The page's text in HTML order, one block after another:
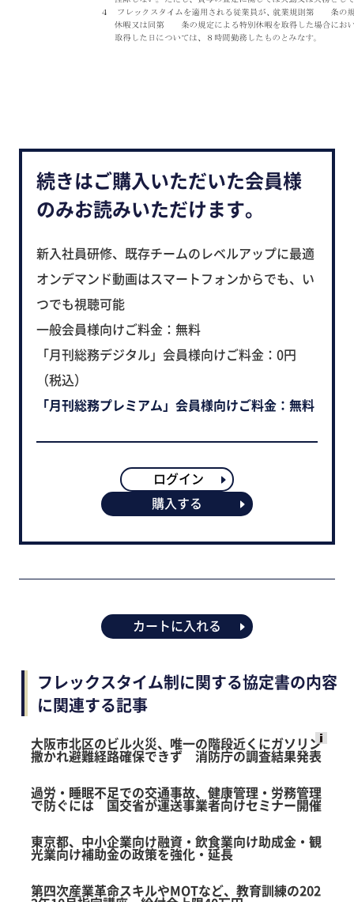
続きはご購入いただいた会員様
のみお読みいただけます。
新入社員研修、既存チームのレベルアップに最適
オンデマンド動画はスマートフォンからでも、い
つでも視聴可能
一般会員様向けご料金：無料
「月刊総務デジタル」会員様向けご料金：0円
（税込）
「月刊総務プレミアム」会員様向けご料金：無料
ログイン
購入する
カートに入れる
フレックスタイム制に関する協定書の内容
に関連する記事
Ads
logly
大阪市北区のビル火災、唯一の階段近くにガソリン
撒かれ避難経路確保できず 消防庁の調査結果発表
過労・睡眠不足での交通事故、健康管理・労務管理
で防ぐには 国交省が運送事業者向けセミナー開催
東京都、中小企業向け融資・飲食業向け助成金・観
光業向け補助金の政策を強化・延長
第四次産業革命スキルやMOTなど、教育訓練の202